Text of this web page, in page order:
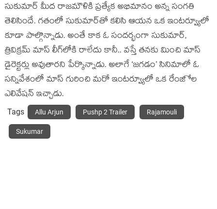
సుకుమార్ మీద రాజమౌళికి ప్రత్యేక అభిమానం అన్న సంగతి
తెలిసిందే. గతంలో సుకుమార్‌తో కలిసి ఆయన ఒక ఇంటర్వ్యూలో
కూడా పాల్గొన్నాడు. అంతే కాక ఓ సందర్భంగా సుకుమార్,
త్రివిక్రమ్ మాస్ లీగ్‌లోకి రాలేదు కానీ.. వస్తే తనకు మించి మాస్
డైరెక్టర్లు అవుతారని పేర్కొన్నాడు. అలాగే ‘జగడం’ సినిమాలో ఓ
సన్నివేశంలో మాస్ గురించి మరో ఇంటర్వ్యూలో ఒక రేంజిోల
ఎలివేషన్ ఇచ్చాడు.
Tags Allu Arjun Pushp 2 Trailer Rajamouli
Sukumar